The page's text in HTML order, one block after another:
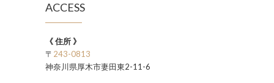
ACCESS
《 住所 》
〒 243-0813
神奈川県厚木市妻田東2-11-6